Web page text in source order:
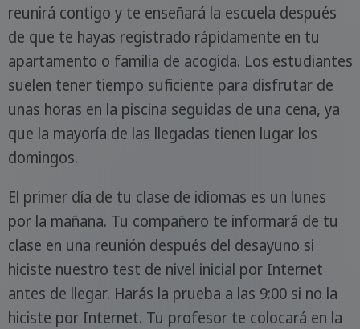
reunirá contigo y te enseñará la escuela después
de que te hayas registrado rápidamente en tu
apartamento o familia de acogida. Los estudiantes
suelen tener tiempo suficiente para disfrutar de
unas horas en la piscina seguidas de una cena, ya
que la mayoría de las llegadas tienen lugar los
domingos.
El primer día de tu clase de idiomas es un lunes
por la mañana. Tu compañero te informará de tu
clase en una reunión después del desayuno si
hiciste nuestro test de nivel inicial por Internet
antes de llegar. Harás la prueba a las 9:00 si no la
hiciste por Internet. Tu profesor te colocará en la